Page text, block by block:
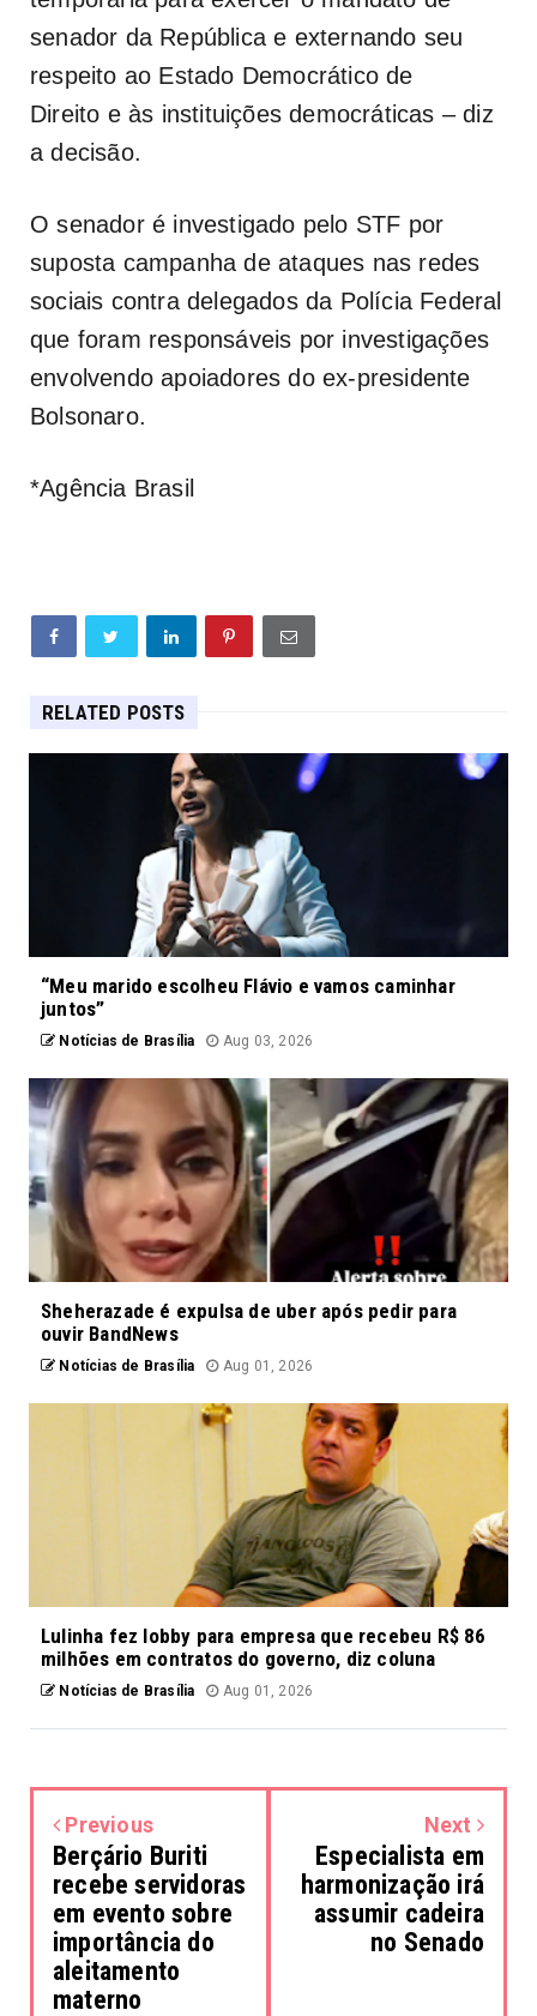
senador da República e externando seu
respeito ao Estado Democrático de
Direito e às instituições democráticas – diz
a decisão.
O senador é investigado pelo STF por
suposta campanha de ataques nas redes
sociais contra delegados da Polícia Federal
que foram responsáveis por investigações
envolvendo apoiadores do ex-presidente
Bolsonaro.
*Agência Brasil
RELATED POSTS
“Meu marido escolheu Flávio e vamos caminhar
juntos”
Notícias de Brasília Aug 03, 2026
Sheherazade é expulsa de uber após pedir para
ouvir BandNews
Notícias de Brasília Aug 01, 2026
Lulinha fez lobby para empresa que recebeu R$ 86
milhões em contratos do governo, diz coluna
Notícias de Brasília Aug 01, 2026
Previous
Berçário Buriti
recebe servidoras
em evento sobre
importância do
aleitamento
materno
Next
Especialista em
harmonização irá
assumir cadeira
no Senado